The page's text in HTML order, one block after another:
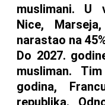
muslimani. U
Nice,
narastao na
Do 2027.
musliman.
godina,
republika.